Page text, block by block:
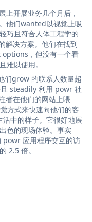
开展业务几个月后，
他们wanted以视觉上吸
巧且符合人体工程学的
解决方案。他们在找到
，但没有一个看
难以使用。
grow 的联系人数量超
steadily 利用 powr 社
者在他们的网站上喂
方式来快速向他们的客
中的样子。它很好地展
色的现场体验。事实
应用程序交互的访
2.5 倍。